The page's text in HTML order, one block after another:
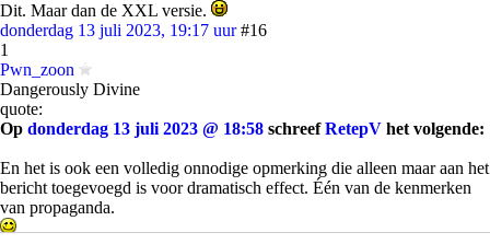
Dit. Maar dan de XXL versie.
donderdag 13 juli 2023, 19:17 uur #16
1
Pwn_zoon
Dangerously Divine
quote:
Op donderdag 13 juli 2023 @ 18:58 schreefRetepV het volgende:
En het is ook een volledig onnodige opmerking die alleen maar aan het
bericht toegevoegd is voor dramatisch effect. Één van de kenmerken
van propaganda.